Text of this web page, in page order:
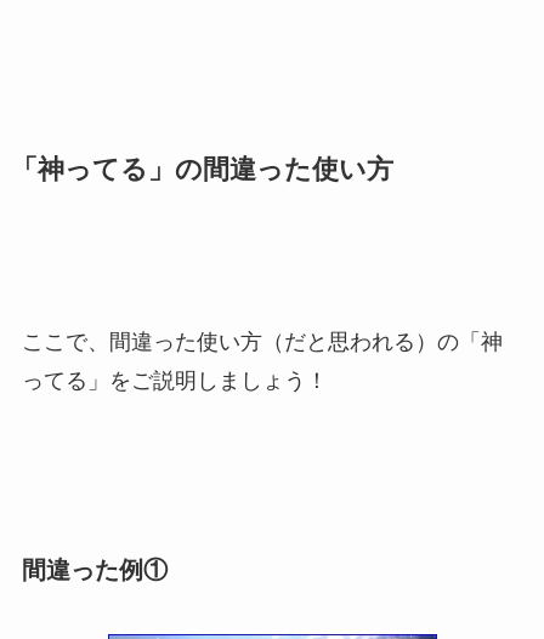
「神ってる」の間違った使い方
ここで、間違った使い方（だと思われる）の「神
ってる」をご説明しましょう！
間違った例①